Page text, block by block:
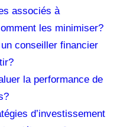
associés à
les minimiser?
conseiller financier
la performance de
d’investissement